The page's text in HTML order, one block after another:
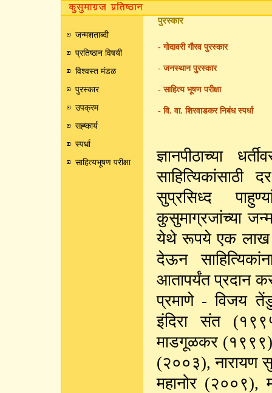
जन्मशताब्दी
प्रतिष्ठान विषयी
विश्वस्त मंडळ
पुरस्कार
उपक्रम
सह्कार्य
स्पर्धा
साहित्यभूषण परीक्षा
पुरस्कार
- गोदावरी गौरव पुरस्कार
- जनस्थान पुरस्कार
- साहित्य भूषण परीक्षा
- वि. वा. शिरवाडकर निबंध स्पर्धा
ज्ञानपीठाच्या
साहित्यिकांसाठी
सुप्रसिध्द
कुसुमाग्रजांच्या
येथे रूपये एक लाख व
देऊन
आतापर्यंत प्रदान
प्रमाणे - विजय
इंदिरा संत
माडगूळकर
(२००३), नारायण
महानोर